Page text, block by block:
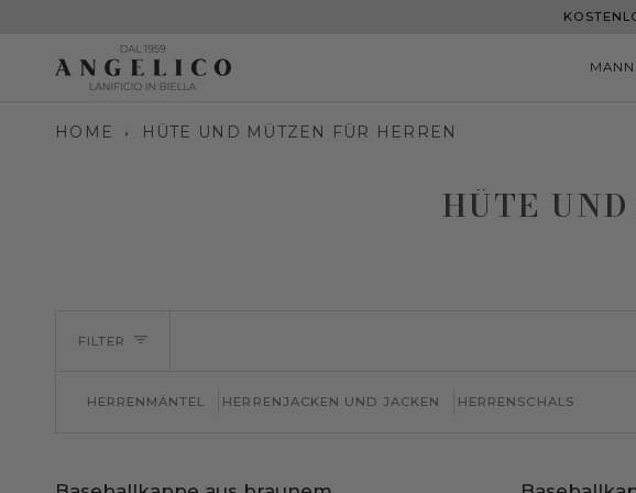
MANN
HOME HÜTE UND MÜTZEN FÜR HERREN
HÜTE
FILTER
HERRENMÄNTEL HERRENJACKEN UND JACKEN HERRENSCHALS
Baseballkappe